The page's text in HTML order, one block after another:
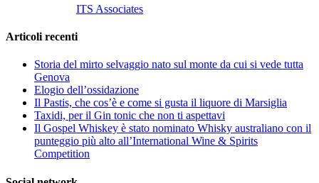
ITS Associates
Articoli recenti
Storia del mirto selvaggio nato sul monte da cui si vede tutta
Genova
Elogio dell’ossidazione
Il Pastis, che cos’è e come si gusta il liquore di Marsiglia
Taxidi, per il Gin tonic che non ti aspettavi
Il Gospel Whiskey è stato nominato Whisky australiano con il
punteggio più alto all’International Wine & Spirits
Competition